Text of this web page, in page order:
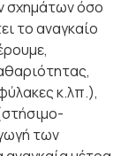
σχημάτων όσο
το αναγκαίο
κ.λπ.),
των